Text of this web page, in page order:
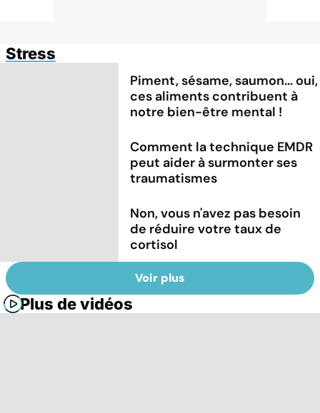
Stress
Piment, sésame, saumon... oui,
ces aliments contribuent à
notre bien-être mental !
Comment la technique EMDR
peut aider à surmonter ses
traumatismes
Non, vous n'avez pas besoin
de réduire votre taux de
cortisol
Voir plus
Plus de vidéos